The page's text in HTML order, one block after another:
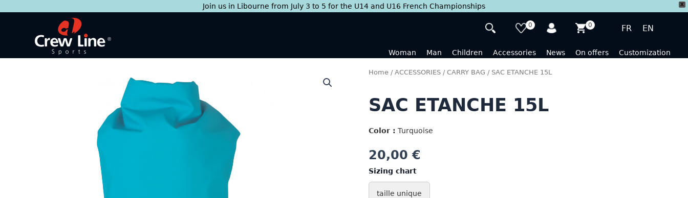
X
Join us in Libourne from July 3 to 5 for the U14 and U16 French Championships
0 0 FR EN
Woman Man Children Accessories News On offers Customization
Home / ACCESSORIES / CARRY BAG / SAC ETANCHE 15L
SAC ETANCHE 15L
Color : Turquoise
20,00€
Sizing chart
taille unique